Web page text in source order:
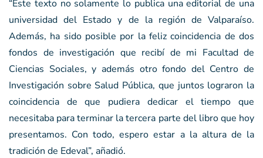
“Este texto no solamente lo publica una editorial de una
universidad del Estado y de la región de Valparaíso.
Además, ha sido posible por la feliz coincidencia de dos
fondos de investigación que recibí de mi Facultad de
Ciencias Sociales, y además otro fondo del Centro de
Investigación sobre Salud Pública, que juntos lograron la
coincidencia de que pudiera dedicar el tiempo que
necesitaba para terminar la tercera parte del libro que hoy
presentamos. Con todo, espero estar a la altura de la
tradición de Edeval”, añadió.